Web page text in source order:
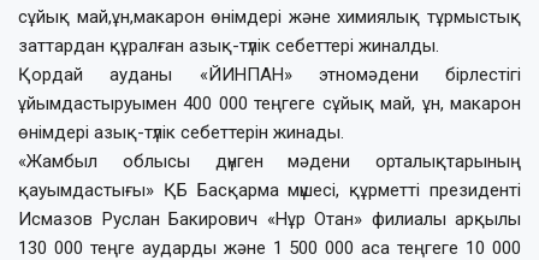
сұйық май,ұн,макарон өнімдері және химиялық тұрмыстық
заттардан құралған азық-түлік себеттері жиналды.
Қордай ауданы «ЙИНПАН» этномәдени бірлестігі
ұйымдастыруымен 400 000 теңгеге сұйық май, ұн, макарон
өнімдері азық-түлік себеттерін жинады.
«Жамбыл облысы дүнген мәдени орталықтарының
қауымдастығы» ҚБ Басқарма мүшесі, құрметті президенті
Исмазов Руслан Бакирович «Нұр Отан» филиалы арқылы
130 000 теңге аударды және 1 500 000 аса теңгеге 10 000